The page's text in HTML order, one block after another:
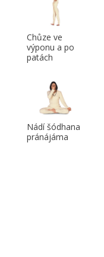
Chůze ve
výponu a po
patách
Nádí šódhana
pránájáma